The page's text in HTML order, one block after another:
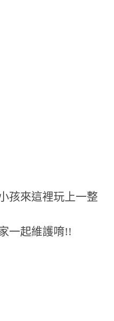
孩來這裡玩上一整
一起維護唷!!